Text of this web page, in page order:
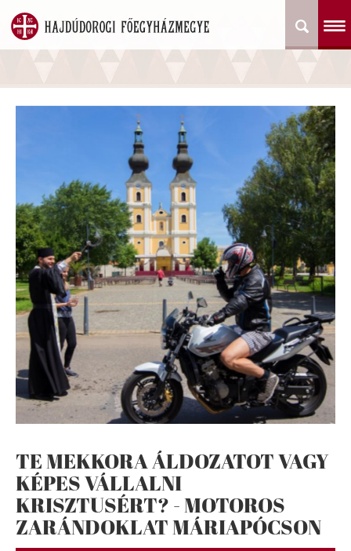
TE MEKKORA ÁLDOZATOT VAGY
KÉPES VÁLLALNI
KRISZTUSÉRT? - MOTOROS
ZARÁNDOKLAT MÁRIAPÓCSON